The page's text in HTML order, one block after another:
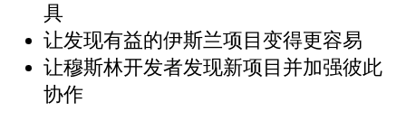
具
让发现有益的伊斯兰项目变得更容易
让穆斯林开发者发现新项目并加强彼此
协作